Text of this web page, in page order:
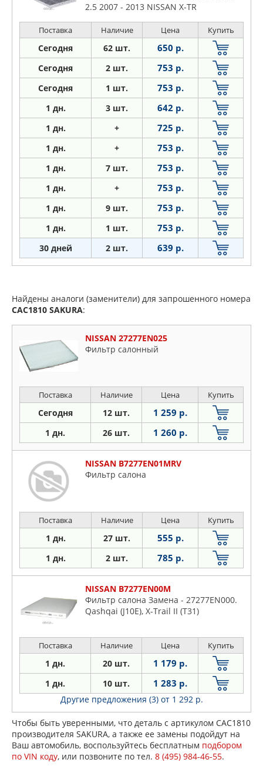
2.5 2007 - 2013 NISSAN X-TR
Поставка Наличие Цена Купить
Сегодня 62 шт. 650 р.
Сегодня 2 шт. 753 р.
Сегодня 1 шт. 753 р.
1 дн. 3 шт. 642 р.
1 дн. + 725 р.
1 дн. + 753 р.
1 дн. 7 шт. 753 р.
1 дн. + 753 р.
1 дн. 9 шт. 753 р.
1 дн. 1 шт. 753 р.
30 дней 2 шт. 639 р.
Найдены аналоги (заменители) для запрошенного номера
CAC1810 SAKURA:
NISSAN 27277EN025
Фильтр салонный
Поставка Наличие Цена Купить
Сегодня 12 шт. 1 259 р.
1 дн. 26 шт. 1 260 р.
NISSAN B7277EN01MRV
Фильтр салона
Поставка Наличие Цена Купить
1 дн. 27 шт. 555 р.
1 дн. 2 шт. 785 р.
NISSAN B7277EN00M
Фильтр салона Замена - 27277EN000.
Qashqai (J10E), X-Trail II (T31)
Поставка Наличие Цена Купить
1 дн. 20 шт. 1 179 р.
1 дн. 10 шт. 1 283 р.
Другие предложения (3) от 1 292 р.
Чтобы быть уверенными, что деталь с артикулом CAC1810
производителя SAKURA, а также ее замены подойдут на
Ваш автомобиль, воспользуйтесь бесплатным подбором
по VIN коду, или позвоните по тел. 8 (495) 984-46-55.